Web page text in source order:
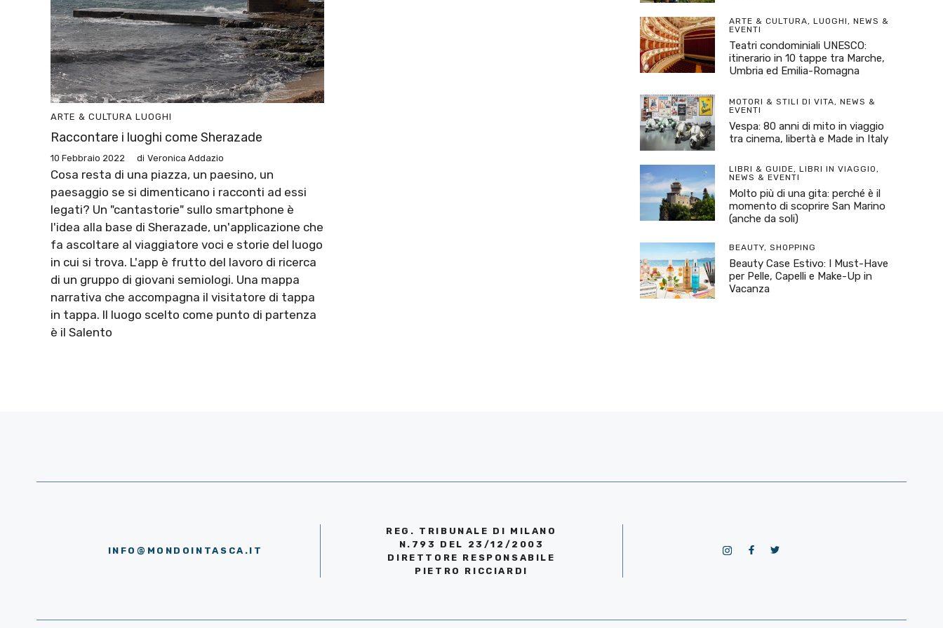
ARTE & CULTURA LUOGHI
Raccontare i luoghi come Sherazade
10 Febbraio 2022 di Veronica Addazio
Cosa resta di una piazza, un paesino, un
paesaggio se si dimenticano i racconti ad essi
legati? Un "cantastorie" sullo smartphone è
l'idea alla base di Sherazade, un'applicazione che
fa ascoltare al viaggiatore voci e storie del luogo
in cui si trova. L'app è frutto del lavoro di ricerca
di un gruppo di giovani semiologi. Una mappa
narrativa che accompagna il visitatore di tappa
in tappa. Il luogo scelto come punto di partenza
è il Salento
ARTE & CULTURA, LUOGHI, NEWS &
EVENTI
Teatri condominiali UNESCO:
itinerario in 10 tappe tra Marche,
Umbria ed Emilia-Romagna
MOTORI & STILI DI VITA, NEWS &
EVENTI
Vespa: 80 anni di mito in viaggio
tra cinema, libertà e Made in Italy
LIBRI & GUIDE, LIBRI IN VIAGGIO,
NEWS & EVENTI
Molto più di una gita: perché è il
momento di scoprire San Marino
(anche da soli)
BEAUTY, SHOPPING
Beauty Case Estivo: I Must-Have
per Pelle, Capelli e Make-Up in
Vacanza
INFO@MONDOINTASCA.IT
REG. TRIBUNALE DI MILANO
N.793 DEL 23/12/2003
DIRETTORE RESPONSABILE
PIETRO RICCIARDI